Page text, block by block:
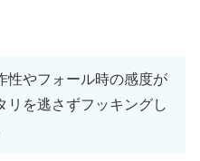
性やフォール時の感度が
リを逃さずフッキングし